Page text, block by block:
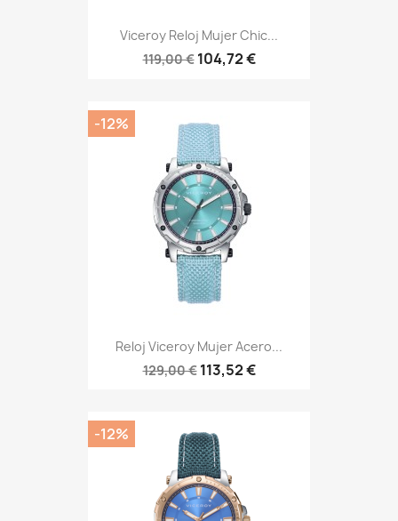
Viceroy Reloj Mujer Chic...
119,00 € 104,72 €
Reloj Viceroy Mujer Acero...
129,00 € 113,52 €
-12%
-12%